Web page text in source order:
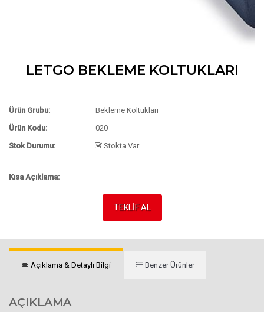
LETGO BEKLEME KOLTUKLARI
Ürün Grubu:
Bekleme Koltukları
Ürün Kodu:
020
Stok Durumu:
Stokta Var
Kısa Açıklama:
TEKLİF AL
Açıklama & Detaylı Bilgi Benzer Ürünler
AÇIKLAMA